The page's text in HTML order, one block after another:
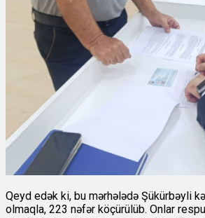
Qeyd edək ki, bu mərhələdə Şükürbəyli
olmaqla, 223 nəfər köçürülüb. Onlar